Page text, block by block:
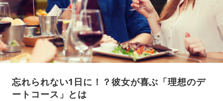
忘れられない1日に！？彼女が喜ぶ「理想のデ
ートコース」とは